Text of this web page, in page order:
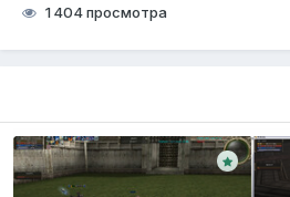
1 404 просмотра